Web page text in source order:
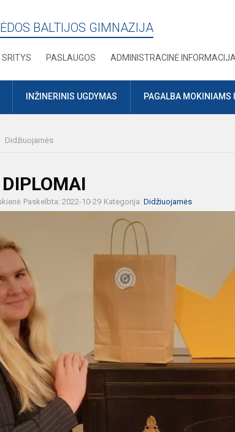
BALTIJOS GIMNAZIJA
SRITYS PASLAUGOS ADMINISTRACINĖ INFORMACIJA
INŽINERINIS UGDYMAS PAGALBA MOKINIAMS
Didžiuojamės
Paskelbta: 2022-10-29 Kategorija: Didžiuojamės